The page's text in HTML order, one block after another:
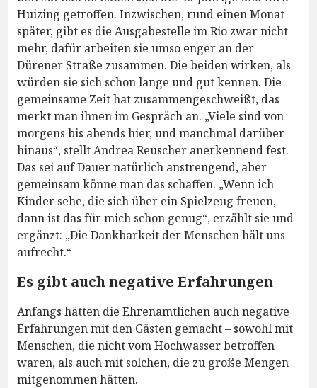
Huizing getroffen. Inzwischen, rund einen Monat
später, gibt es die Ausgabestelle im Rio zwar nicht
mehr, dafür arbeiten sie umso enger an der
Dürener Straße zusammen. Die beiden wirken, als
würden sie sich schon lange und gut kennen. Die
gemeinsame Zeit hat zusammengeschweißt, das
merkt man ihnen im Gespräch an. „Viele sind von
morgens bis abends hier, und manchmal darüber
hinaus“, stellt Andrea Reuscher anerkennend fest.
Das sei auf Dauer natürlich anstrengend, aber
gemeinsam könne man das schaffen. „Wenn ich
Kinder sehe, die sich über ein Spielzeug freuen,
dann ist das für mich schon genug“, erzählt sie und
ergänzt: „Die Dankbarkeit der Menschen hält uns
aufrecht.“
Es gibt auch negative Erfahrungen
Anfangs hätten die Ehrenamtlichen auch negative
Erfahrungen mit den Gästen gemacht – sowohl mit
Menschen, die nicht vom Hochwasser betroffen
waren, als auch mit solchen, die zu große Mengen
mitgenommen hätten.